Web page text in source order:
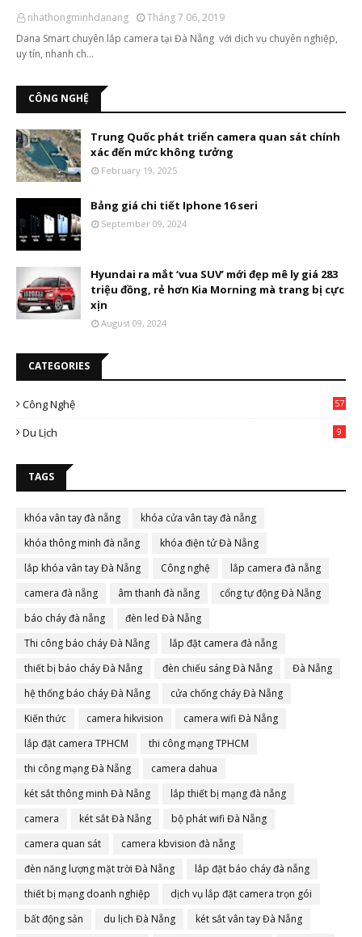
nhathongminhdanang
Tháng 7 06, 2019
Dana Smart chuyên lắp camera tại Đà Nẵng với dịch vụ chuyên nghiệp,
uy tín, nhanh ch…
CÔNG NGHỆ
Trung Quốc phát triển camera quan sát chính
xác đến mức không tưởng
February 19, 2025
Bảng giá chi tiết Iphone 16 seri
September 09, 2024
Hyundai ra mắt ‘vua SUV’ mới đẹp mê ly giá 283
triệu đồng, rẻ hơn Kia Morning mà trang bị cực
xịn
August 09, 2024
CATEGORIES
Công Nghệ 57
Du Lịch 9
TAGS
khóa vân tay đà nẵng
khóa cửa vân tay đà nẵng
khóa thông minh đà nẵng
khóa điện tử Đà Nẵng
lắp khóa vân tay Đà Nẵng
Công nghệ
lắp camera đà nẵng
camera đà nẵng
âm thanh đà nẵng
cổng tự động Đà Nẵng
báo cháy đà nẵng
đèn led Đà Nẵng
Thi công báo cháy Đà Nẵng
lắp đặt camera đà nẵng
thiết bị báo cháy Đà Nẵng
đèn chiếu sáng Đà Nẵng
Đà Nẵng
hệ thống báo cháy Đà Nẵng
cửa chống cháy Đà Nẵng
Kiến thức
camera hikvision
camera wifi Đà Nẵng
lắp đặt camera TPHCM
thi công mạng TPHCM
thi công mạng Đà Nẵng
camera dahua
két sắt thông minh Đà Nẵng
lắp thiết bị mạng đà nẵng
camera
két sắt Đà Nẵng
bộ phát wifi Đà Nẵng
camera quan sát
camera kbvision đà nẵng
đèn năng lượng mặt trời Đà Nẵng
lắp đặt báo cháy đà nẵng
thiết bị mạng doanh nghiệp
dịch vụ lắp đặt camera trọn gói
bất động sản
du lịch Đà Nẵng
két sắt vân tay Đà Nẵng